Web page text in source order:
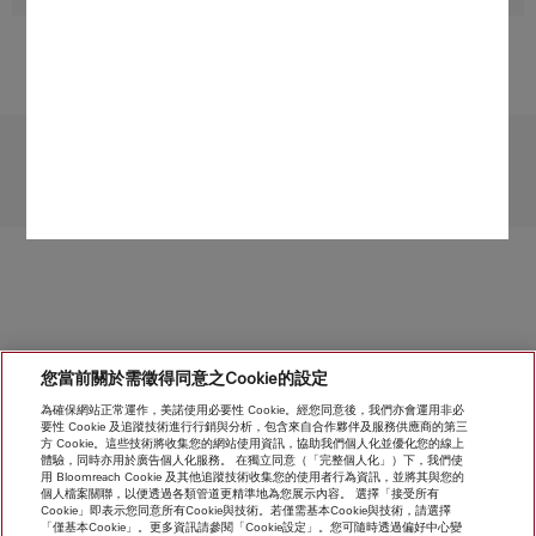
您當前關於需徵得同意之Cookie的設定
為確保網站正常運作，美諾使用必要性 Cookie。經您同意後，我們亦會運用非必
要性 Cookie 及追蹤技術進行行銷與分析，包含來自合作夥伴及服務供應商的第三
方 Cookie。這些技術將收集您的網站使用資訊，協助我們個人化並優化您的線上
體驗，同時亦用於廣告個人化服務。 在獨立同意（「完整個人化」）下，我們使
用 Bloomreach Cookie 及其他追蹤技術收集您的使用者行為資訊，並將其與您的
個人檔案關聯，以便透過各類管道更精準地為您展示內容。 選擇「接受所有
Cookie」即表示您同意所有Cookie與技術。若僅需基本Cookie與技術，請選擇
「僅基本Cookie」。更多資訊請參閱「Cookie設定」。您可隨時透過偏好中心變